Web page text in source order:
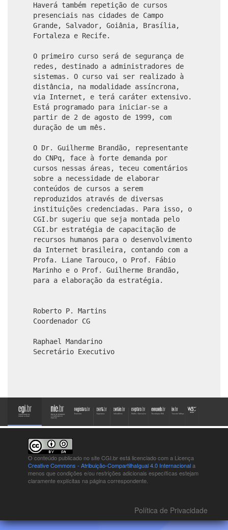
Haverá também repetição de cursos
presenciais nas cidades de Campo
Grande, Salvador, Goiânia, Brasília,
Fortaleza e Recife.
O primeiro curso será de segurança de
redes, destinado a administradores de
sistemas. O curso vai ser realizado à
distância, na modalidade assíncrona,
via Internet, e terá caráter extensivo.
Está programado para iniciar-se a
partir de 2 de agosto de 1999, com
duração de um mês.
O Dr. Guilherme Brandão, representante
do CNPq, face à forte demanda por
cursos nessas áreas, teceu comentários
sobre a necessidade de elaborar
conteúdos de cursos a serem
reproduzidos através de diversas
instituições credenciadas. Para isso, o
CGI.br sugeriu que seja montada pelo
CGI.br estratégia de capacitação de
recursos humanos para o desenvolvimento
da Internet brasileira, contando com a
Profa. Liane Tarouco, o Prof. Fábio
Marinho e o Prof. Guilherme Brandão,
para a elaboração da estratégia.
Roberto P. Martins
Coordenador CG
Raphael Mandarino
Secretário Executivo
O conteúdo publicado no site CGI.br está licenciado com a Licença
Creative Commons - Atribuição-CompartilhaIgual 4.0 Internacionala
menos que condições e/ou restrições adicionais específicas estejam
claramente explícitas na página correspondente.
Política de Privacidade